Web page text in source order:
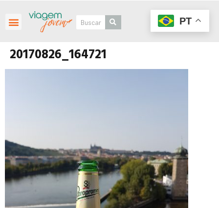
20170826_164721
PT